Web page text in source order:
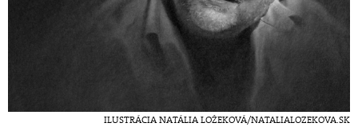
ILUSTRÁCIA NATÁLIA LOŽEKOVÁ/NATALIALOZEKOVA.SK